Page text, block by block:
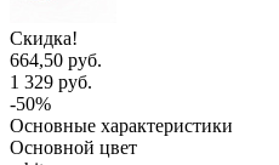
Скидка!
664,50 руб.
1 329 руб.
-50%
Основные характеристики
Основной цвет